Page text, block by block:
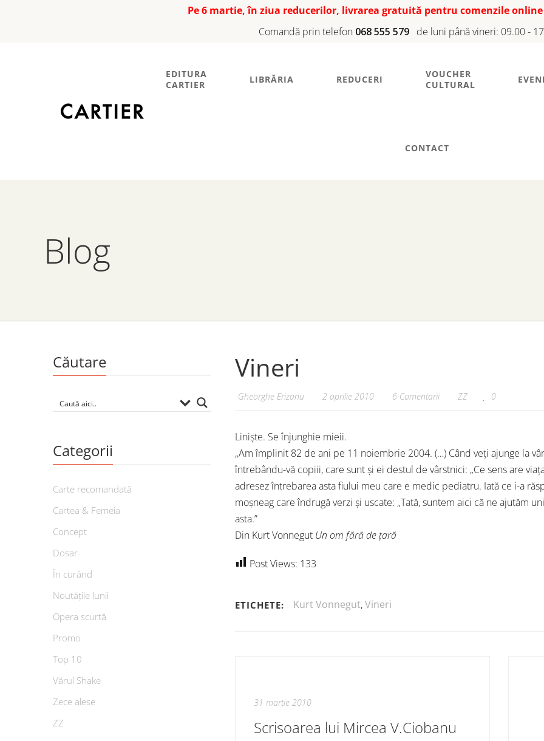
Pe 6 martie, în ziua reducerilor, livrarea gratuită pentru comenzile
Comandă prin telefon 068 555 579 de luni până vineri: 09.00 -
EDITURA
CARTIER
LIBRĂRIA REDUCERI
VOUCHER
CULTURAL
CONTACT
Blog
Vineri
Gheorghe Erizanu 2 aprilie 2010 6 Comentarii ZZ 0
Liniște. Se înjunghie mieii.
„Am împlinit 82 de ani pe 11 noiembrie 2004. (…) Când veți ajunge la
întrebându-vă copiii, care sunt și ei destul de vârstnici: „Ce sens are
adresez întrebarea asta fiului meu care e medic pediatru. Iată ce i-a
moșneag care îndrugă verzi și uscate: „Tată, suntem aici că ne ajutăm
asta.”
Din Kurt Vonnegut Un om fără de țară
Post Views: 133
ETICHETE: Kurt Vonnegut,Vineri
31 martie 2010
Scrisoarea lui Mircea V.Ciobanu
Căutare
Categorii
Carte recomandată
Cartea & Femeia
Concept
Dosar
În curând
Noutățile lunii
Opera scurtă
Promo
Top 10
Vărul Shake
Zece alese
ZZ